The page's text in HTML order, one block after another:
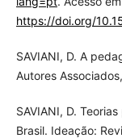
https://doi.org/
SAVIANI, D. A
Autores
SAVIANI, D.
Brasil. Ideação: